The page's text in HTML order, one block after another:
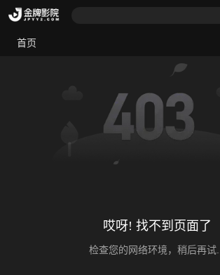
首页
哎呀! 找不到页面了
检查您的网络环境，稍后再试...